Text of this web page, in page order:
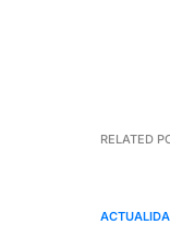
RELATED